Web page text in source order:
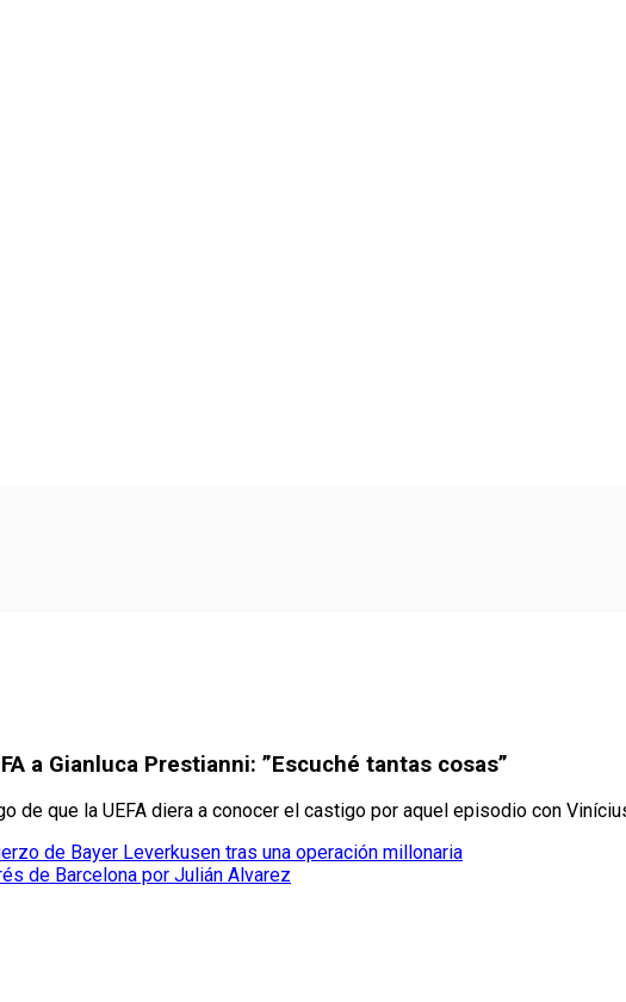
a Gianluca Prestianni: ”Escuché tantas cosas”
de que la UEFA diera a conocer el castigo por aquel episodio con
de Bayer Leverkusen tras una operación millonaria
de Barcelona por Julián Alvarez